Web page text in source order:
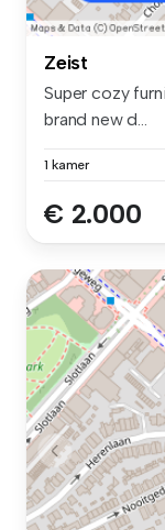
Zeist
Super cozy
brand new d...
1 kamer
€ 2.000